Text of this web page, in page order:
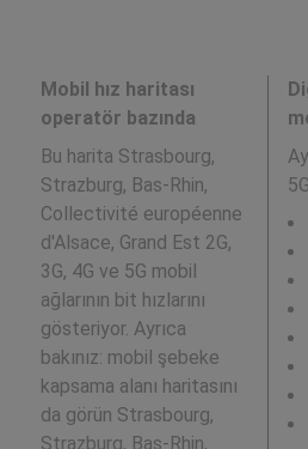
Mobil hız haritası
operatör bazında
Bu harita Strasbourg,
Strazburg, Bas-Rhin,
Collectivité européenne
d'Alsace, Grand Est 2G,
3G, 4G ve 5G mobil
ağlarının bit hızlarını
gösteriyor. Ayrıca
bakınız: mobil şebeke
kapsama alanı haritasını
da görün Strasbourg,
Strazburg, Bas-Rhin,